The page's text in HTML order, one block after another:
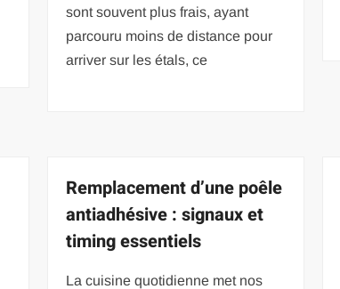
sont souvent plus frais, ayant
parcouru moins de distance pour
arriver sur les étals, ce
Remplacement d’une poêle
antiadhésive : signaux et
timing essentiels
La cuisine quotidienne met nos